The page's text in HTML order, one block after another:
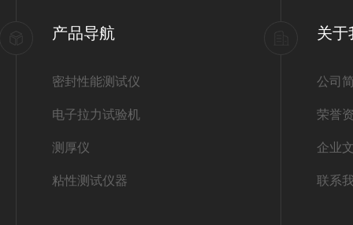
产品导航
密封性能测试仪
电子拉力试验机
测厚仪
粘性测试仪器
关于
公司
荣誉
企业
联系